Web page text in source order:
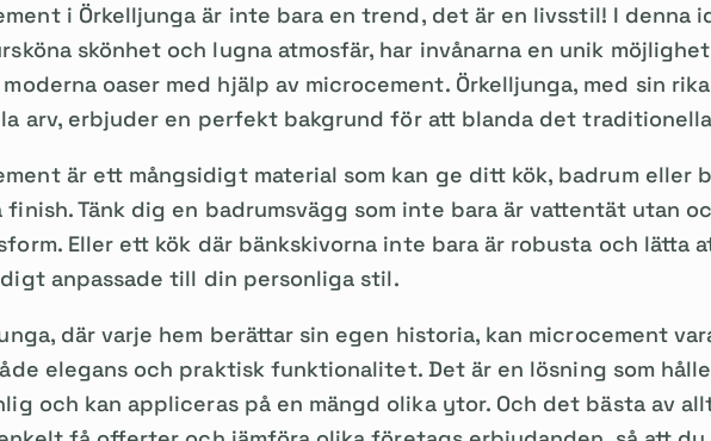
i Örkelljunga är inte bara en trend, det är en livsstil! I denna
skönhet och lugna atmosfär, har invånarna en unik
oaser med hjälp av microcement. Örkelljunga, med sin
arv, erbjuder en perfekt bakgrund för att blanda det
är ett mångsidigt material som kan ge ditt kök, badrum eller
finish. Tänk dig en badrumsvägg som inte bara är vattentät utan
Eller ett kök där bänkskivorna inte bara är robusta och lätta
anpassade till din personliga stil.
där varje hem berättar sin egen historia, kan microcement
elegans och praktisk funktionalitet. Det är en lösning som
och kan appliceras på en mängd olika ytor. Och det bästa av